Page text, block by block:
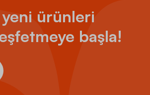
yeni ürünleri
başla!